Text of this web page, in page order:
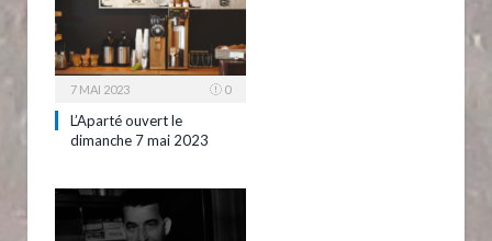
7 MAI 2023 0
L’Aparté ouvert le
dimanche 7 mai 2023